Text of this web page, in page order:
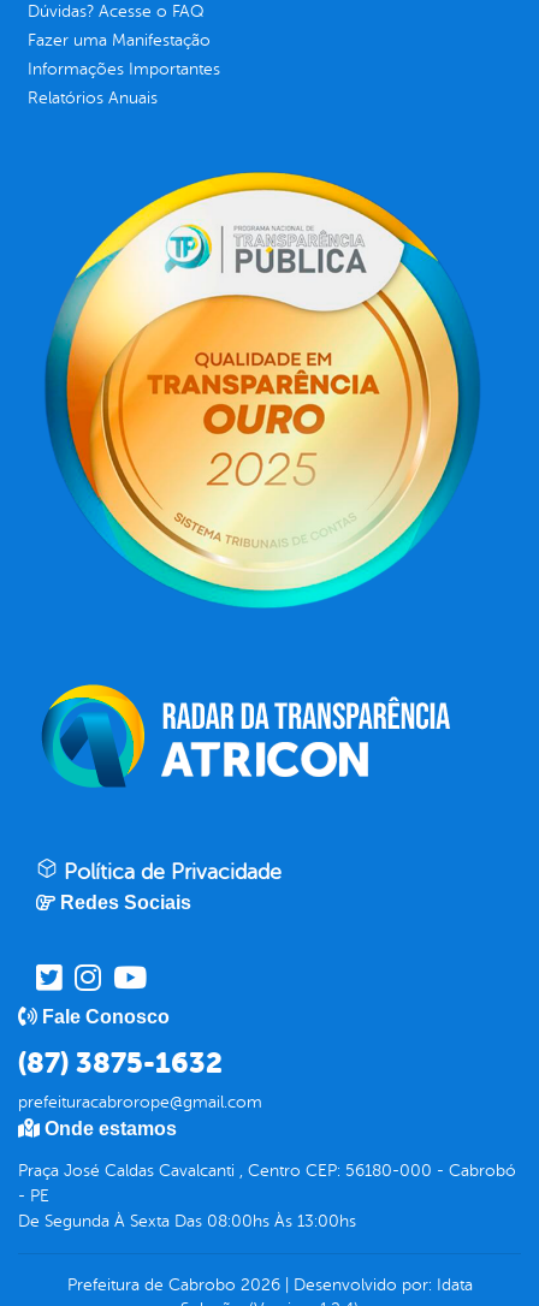
Dúvidas? Acesse o FAQ
Fazer uma Manifestação
Informações Importantes
Relatórios Anuais
Política de Privacidade
Redes Sociais
Fale Conosco
(87) 3875-1632
prefeituracabrorope@gmail.com
Onde estamos
Praça José Caldas Cavalcanti , Centro CEP: 56180-000 - Cabrobó
- PE
De Segunda À Sexta Das 08:00hs Às 13:00hs
Prefeitura de Cabrobo 2026| Desenvolvido por: Idata